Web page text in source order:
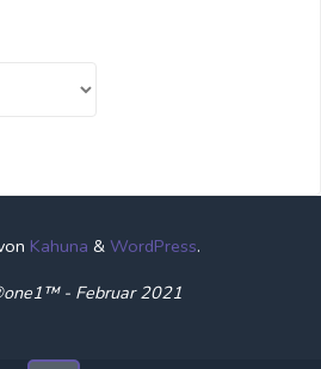
Kahuna & WordPress.
- Februar 2021